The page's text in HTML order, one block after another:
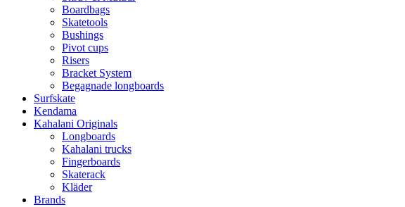
Boardbags
Skatetools
Bushings
Pivot cups
Risers
Bracket System
Begagnade longboards
Surfskate
Kendama
Kahalani Originals
Longboards
Kahalani trucks
Fingerboards
Skaterack
Kläder
Brands